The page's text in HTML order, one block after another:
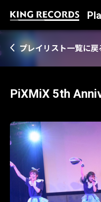
プレイリスト一覧に戻
PiXMiX 5th